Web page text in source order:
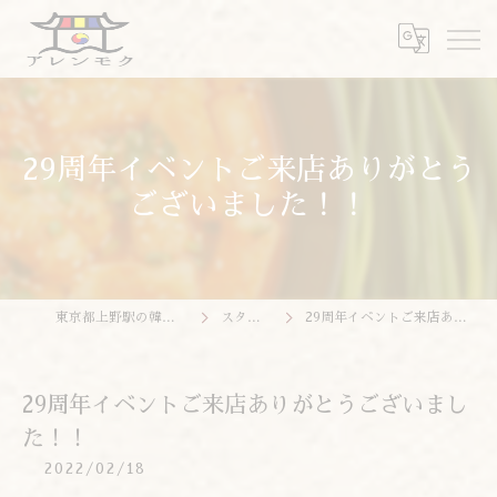
29周年イベントご来店ありがとう
ございました！！
東京都上野駅の韓国料理ならアレンモク スタッフブログ 29周年イベントご来店ありがとうございました！！
29周年イベントご来店ありがとうございまし
た！！
2022/02/18